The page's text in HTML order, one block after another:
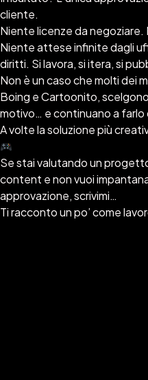
cliente.
Niente licenze da
Niente attese infinite dagli
diritti. Si lavora, si itera, si
Non è un caso che molti dei
Boing e Cartoonito,
motivo… e continuano a farlo
A volte la soluzione più
Se stai valutando un
content e non vuoi
approvazione, scrivimi…
Ti racconto un po’ come